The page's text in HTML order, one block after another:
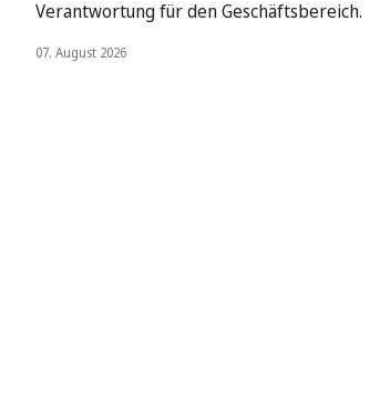
Verantwortung für den Geschäftsbereich.
07. August 2026